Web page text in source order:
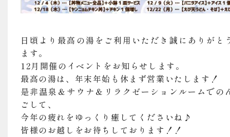
日頃より最高の湯をご利用いただき誠にありがと
ます。
12月開催のイベントをお知らせします。
最高の湯は、年末年始も休まず営業いたします！
是非温泉＆サウナ＆リラクゼーションルームでの
ごして、
今年の疲れをゆっくり癒してくださいね♪
皆様のお越しをお待ちしております！！